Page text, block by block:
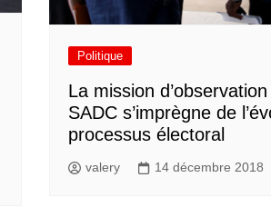
Politique
La mission
SADC s’imprègne de
processus électoral
valery 14 décembre 2018